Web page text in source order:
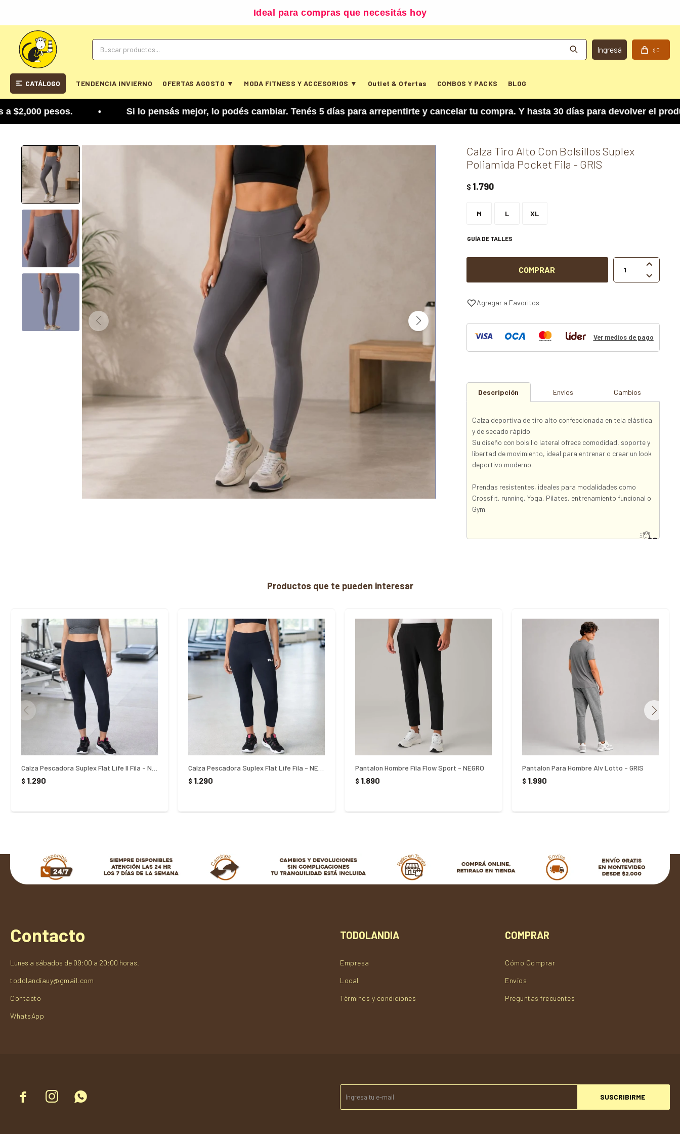
Ideal para compras que necesitás hoy
CATÁLOGO TENDENCIA INVIERNO OFERTAS AGOSTO ▼ MODA FITNESS Y ACCESORIOS ▼ Outlet & Ofertas COMBOS Y PACKS BLOG
$ 0
pesos. • Si lo pensás mejor, lo podés cambiar. Tenés 5 días para arrepentirte y cancelar tu compra. Y hasta 30 días para devolver el
Calza Tiro Alto Con Bolsillos Suplex
Poliamida Pocket Fila - GRIS
$ 1.790
M L XL
GUÍA DE TALLES
COMPRAR


Ver medios de pago
Descripción Envíos Cambios
Calza deportiva de tiro alto confeccionada en tela elástica
y de secado rápido.
Su diseño con bolsillo lateral ofrece comodidad, soporte y
libertad de movimiento, ideal para entrenar o crear un look
deportivo moderno.
Prendas resistentes, ideales para modalidades como
Crossfit, running, Yoga, Pilates, entrenamiento funcional o
Gym.
Productos que te pueden interesar
$ 1.290 $ 1.290
Pantalon Hombre Fila Flow Sport - NEGRO
$ 1.890
Pantalon Para Hombre Alv Lotto - GRIS
$ 1.990
   SUSCRIBIRME
Contacto
Lunes a sábados de 09:00 a 20:00 horas.
todolandiauy@gmail.com
Contacto
WhatsApp
TODOLANDIA
Empresa
Local
Términos y condiciones
COMPRAR
Cómo Comprar
Envios
Preguntas frecuentes